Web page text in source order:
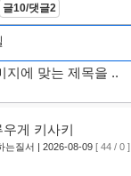
글10/댓글2
지에 맞는 제목을 ..
우게 키사키
는질서 | 2026-08-09 [ 44 / 0 ]